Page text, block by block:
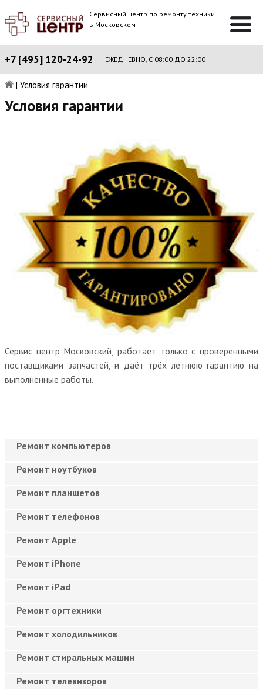
Сервисный центр по ремонту техники
в Московском
+7 [495] 120-24-92 ЕЖЕДНЕВНО, С 08:00 ДО 22:00
| Условия гарантии
Условия гарантии
Сервис центр Московский, работает только с проверенными
поставщиками запчастей, и даёт трёх летнюю гарантию на
выполненные работы.
Ремонт компьютеров
Ремонт ноутбуков
Ремонт планшетов
Ремонт телефонов
Ремонт Apple
Ремонт iPhone
Ремонт iPad
Ремонт оргтехники
Ремонт холодильников
Ремонт стиральных машин
Ремонт телевизоров